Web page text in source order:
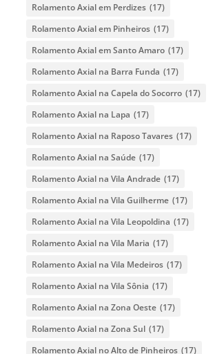
Rolamento Axial em Perdizes (17)
Rolamento Axial em Pinheiros (17)
Rolamento Axial em Santo Amaro (17)
Rolamento Axial na Barra Funda (17)
Rolamento Axial na Capela do Socorro (17)
Rolamento Axial na Lapa (17)
Rolamento Axial na Raposo Tavares (17)
Rolamento Axial na Saúde (17)
Rolamento Axial na Vila Andrade (17)
Rolamento Axial na Vila Guilherme (17)
Rolamento Axial na Vila Leopoldina (17)
Rolamento Axial na Vila Maria (17)
Rolamento Axial na Vila Medeiros (17)
Rolamento Axial na Vila Sônia (17)
Rolamento Axial na Zona Oeste (17)
Rolamento Axial na Zona Sul (17)
Rolamento Axial no Alto de Pinheiros (17)